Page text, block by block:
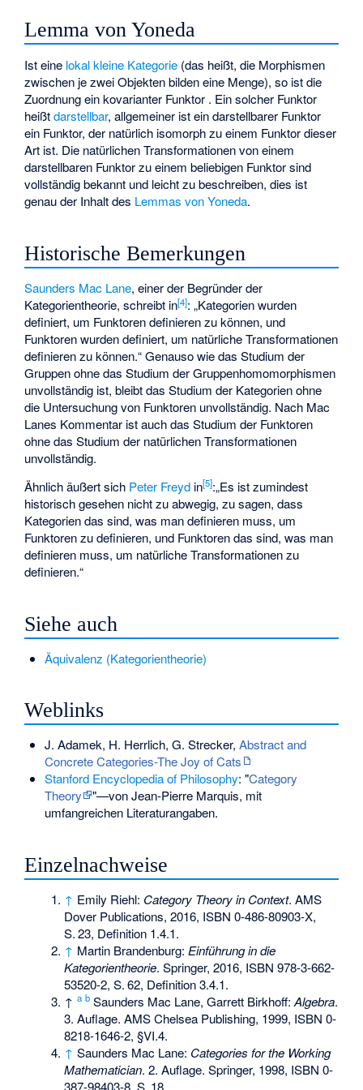
Lemma von Yoneda
Isteine lokal kleine Kategorie (das heißt, die Morphismen
zwischen je zwei Objekten bilden eine Menge), so ist die
Zuordnungein kovarianter Funktor . Ein solcher Funktor
heißtdarstellbar, allgemeiner ist ein darstellbarer Funktor
ein Funktor, der natürlich isomorph zu einem Funktor dieser
Art ist. Die natürlichen Transformationen von einem
darstellbaren Funktor zu einem beliebigen Funktor sind
vollständig bekannt und leicht zu beschreiben, dies ist
genau der Inhalt des Lemmas von Yoneda.
Historische Bemerkungen
Saunders Mac Lane, einer der Begründer der
Kategorientheorie, schreibt in[4]: „Kategorien wurden
definiert, um Funktoren definieren zu können, und
Funktoren wurden definiert, um natürliche Transformationen
definieren zu können.“ Genauso wie das Studium der
Gruppen ohne das Studium der Gruppenhomomorphismen
unvollständig ist, bleibt das Studium der Kategorien ohne
die Untersuchung von Funktoren unvollständig. Nach Mac
Lanes Kommentar ist auch das Studium der Funktoren
ohne das Studium der natürlichen Transformationen
unvollständig.
Ähnlich äußert sich Peter Freyd in[5]:„Es ist zumindest
historisch gesehen nicht zu abwegig, zu sagen, dass
Kategorien das sind, was man definieren muss, um
Funktoren zu definieren, und Funktoren das sind, was man
definieren muss, um natürliche Transformationen zu
definieren.“
Siehe auch
Äquivalenz (Kategorientheorie)
Weblinks
J. Adamek, H. Herrlich, G. Strecker, Abstract and
Concrete Categories-The Joy of Cats
Stanford Encyclopedia of Philosophy: "Category
Theory
"—von Jean-Pierre Marquis, mit
umfangreichen Literaturangaben.
Einzelnachweise
↑ Emily Riehl: Category Theory in Context. AMS
Dover Publications, 2016, ISBN 0-486-80903-X,
S.23, Definition 1.4.1.
↑ Martin Brandenburg: Einführung in die
Kategorientheorie. Springer, 2016, ISBN 978-3-662-
53520-2,S.62, Definition 3.4.1.
↑a b Saunders Mac Lane, Garrett Birkhoff:Algebra.
3. Auflage. AMS Chelsea Publishing, 1999, ISBN 0-
8218-1646-2,§VI.4.
↑ Saunders Mac Lane: Categories for the Working
Mathematician. 2. Auflage. Springer, 1998, ISBN 0-
387-98403-8 ,S. 18